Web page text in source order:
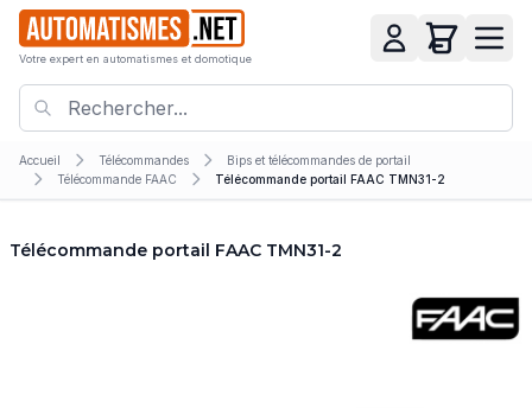
Votre expert en automatismes et domotique
Accueil Télécommandes
Bips et télécommandes de portail
Télécommande FAAC
Télécommande portail FAAC TMN31-2
Télécommande portail FAAC TMN31-2